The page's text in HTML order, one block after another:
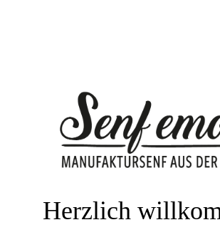
Herzlich